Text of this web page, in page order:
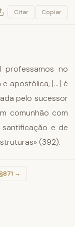
Citar Copiar
professamos no
apostólica, [...] é
pelo sucessor
comunhão com
santificação e de
(392).
→